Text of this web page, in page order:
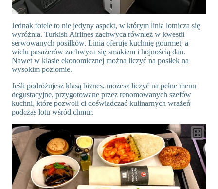
Jednak fotele to nie jedyny aspekt, w którym linia lotnicza się
wyróżnia. Turkish Airlines zachwyca również w kwestii
serwowanych posiłków. Linia oferuje kuchnię gourmet, a
wielu pasażerów zachwyca się smakiem i hojnością dań.
Nawet w klasie ekonomicznej można liczyć na posiłek na
wysokim poziomie.
Jeśli podróżujesz klasą biznes, możesz liczyć na pełne menu
degustacyjne, przygotowane przez renomowanych szefów
kuchni, które pozwoli ci doświadczać kulinarnych wrażeń
podczas lotu wśród chmur.